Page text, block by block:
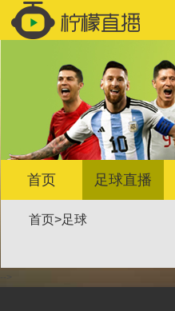
首页 足球直播
首页>足球